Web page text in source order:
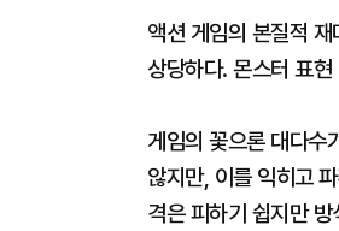
액션 게임의 본질적
상당하다. 몬스터 표
게임의 꽃으론 대다수
않지만, 이를 익히고
격은 피하기 쉽지만